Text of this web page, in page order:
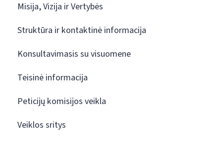
Misija, Vizija ir Vertybės
Struktūra ir kontaktinė informacija
Konsultavimasis su visuomene
Teisinė informacija
Peticijų komisijos veikla
Veiklos sritys